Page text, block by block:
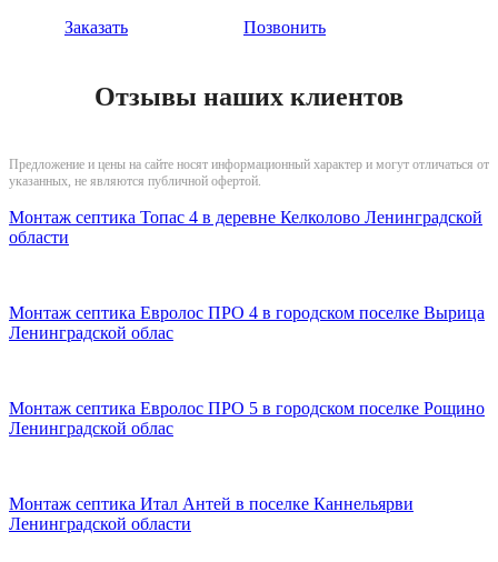
Заказать
Позвонить
Отзывы наших клиентов
Предложение и цены на сайте носят информационный характер и могут отличаться от
указанных, не являются публичной офертой.
Монтаж септика Топас 4 в деревне Келколово Ленинградской
области
Монтаж септика Евролос ПРО 4 в городском поселке Вырица
Ленинградской облас
Монтаж септика Евролос ПРО 5 в городском поселке Рощино
Ленинградской облас
Монтаж септика Итал Антей в поселке Каннельярви
Ленинградской области